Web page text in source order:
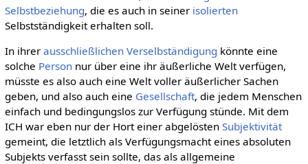
Selbstbeziehung, die es auch in seiner isolierten
Selbstständigkeit erhalten soll.
In ihrer ausschließlichen Verselbständigung könnte eine
solche Personnur über eine ihr äußerliche Welt verfügen,
müsste es also auch eine Welt voller äußerlicher Sachen
geben, und also auch eine Gesellschaft, die jedem Menschen
einfach und bedingungslos zur Verfügung stünde. Mit dem
ICH war eben nur der Hort einer abgelösten Subjektivität
gemeint, die letztlich als Verfügungsmacht eines absoluten
Subjekts verfasst sein sollte, das als allgemeine